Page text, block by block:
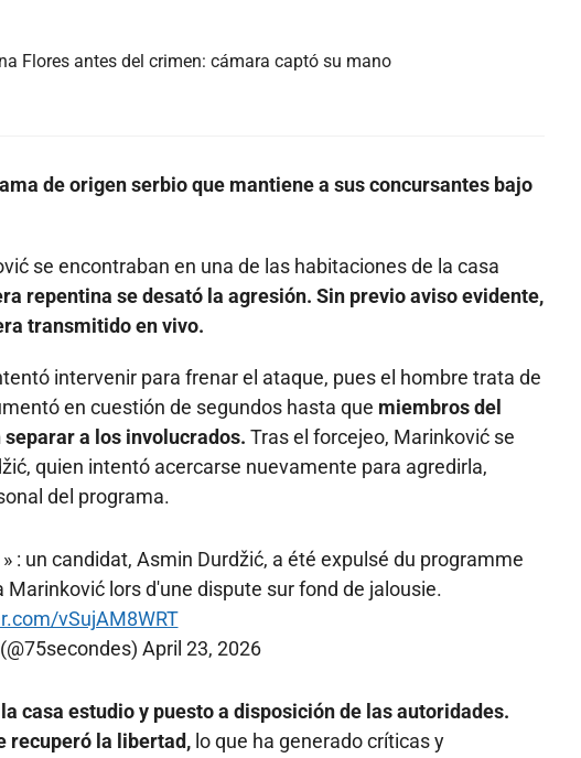
Flores antes del crimen: cámara captó su mano
de origen serbio que mantiene a sus concursantes bajo
se encontraban en una de las habitaciones de la casa
repentina se desató la agresión. Sin previo aviso evidente,
transmitido en vivo.
intervenir para frenar el ataque, pues el hombre trata de
en cuestión de segundos hasta que miembros del
a los involucrados. Tras el forcejeo, Marinković se
quien intentó acercarse nuevamente para agredirla,
del programa.
: un candidat, Asmin Durdžić, a été expulsé du programme
lors d'une dispute sur fond de jalousie.
vSujAM8WRT
April 23, 2026
casa estudio y puesto a disposición de las autoridades.
recuperó la libertad, lo que ha generado críticas y